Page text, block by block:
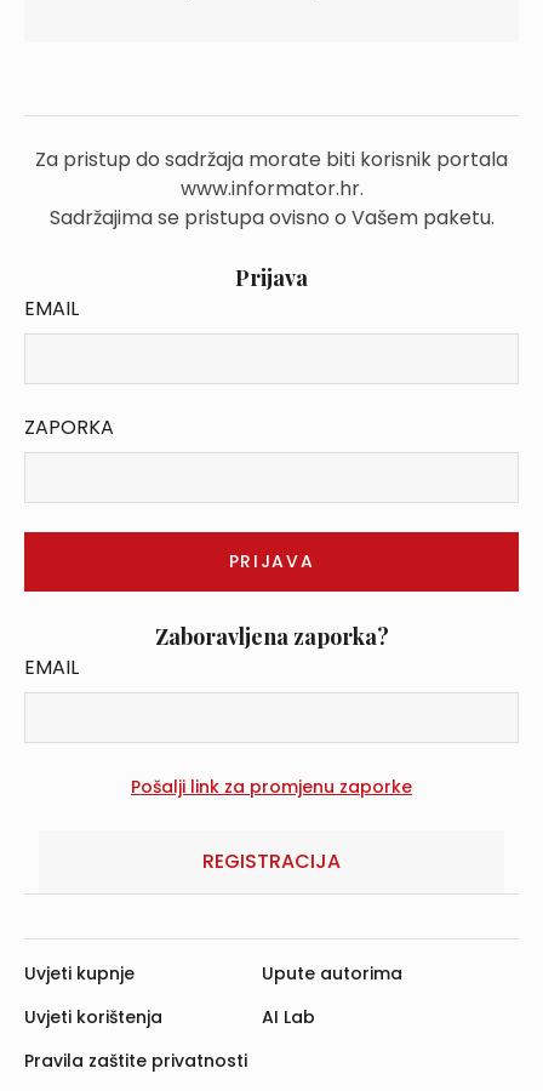
Za pristup do sadržaja morate biti korisnik portala
www.informator.hr.
Sadržajima se pristupa ovisno o Vašem paketu.
Prijava
EMAIL
ZAPORKA
Zaboravljena zaporka?
EMAIL
REGISTRACIJA
Uvjeti kupnje
Uvjeti korištenja
Pravila zaštite privatnosti
Upute autorima
AI Lab